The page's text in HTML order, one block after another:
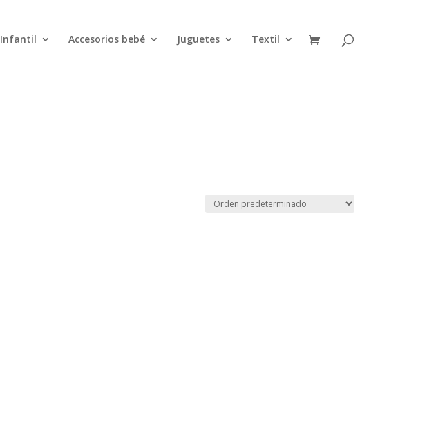
Infantil Accesorios bebé Juguetes Textil